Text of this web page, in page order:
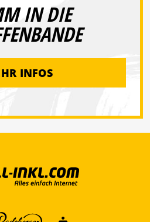
IN DIE
INFOS